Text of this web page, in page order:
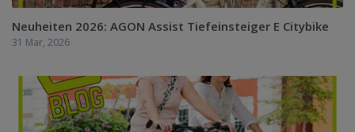
Neuheiten 2026: AGON Assist Tiefeinsteiger E Citybike
31 Mar, 2026